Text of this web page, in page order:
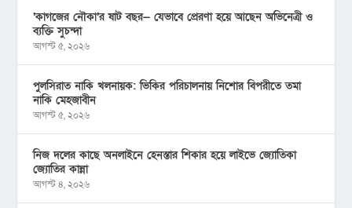
‘কাগজের নৌকা’র ষাট বছর— যেভাবে প্রেরণা হয়ে আছেন অভিনেত্রী ও
ব্যক্তি সুচন্দা
আগস্ট ৫, ২০২৬
পুলসিরাত নাকি খলনায়ক: ভিকির পরিচালনায় নিশোর বিপরীতে তমা
নাকি মেহজাবীন
আগস্ট ৫, ২০২৬
নিজ দলের কাছে অনলাইনে হেনস্তার শিকার হয়ে লাইভে জ্যোতিকা
জ্যোতির কান্না
আগস্ট ৪, ২০২৬